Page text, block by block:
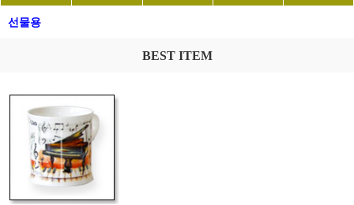
선물용
BEST ITEM